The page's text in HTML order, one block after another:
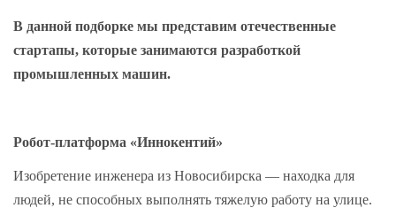
В данной подборке мы представим отечественные
стартапы, которые занимаются разработкой
промышленных машин.
Робот-платформа «Иннокентий»
Изобретение инженера из Новосибирска — находка для
людей, не способных выполнять тяжелую работу на улице.